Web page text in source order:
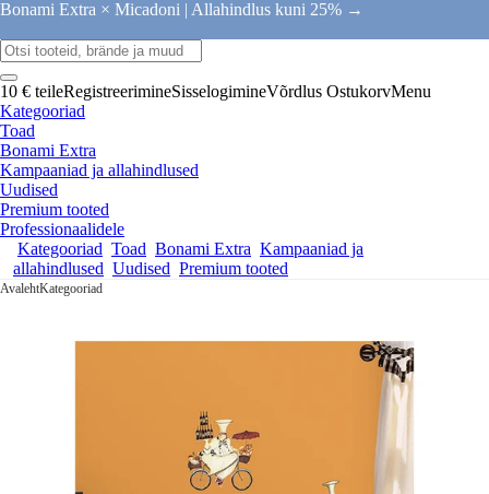
Bonami Extra × Micadoni | Allahindlus kuni 25% →
10 € teileRegistreerimineSisselogimineVõrdlus OstukorvMenu
Kategooriad
Toad
Bonami Extra
Kampaaniad ja allahindlused
Uudised
Premium tooted
Professionaalidele
Kategooriad Toad Bonami Extra Kampaaniad ja
allahindlused Uudised Premium tooted
AvalehtKategooriad